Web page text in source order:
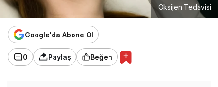
Oksijen Tedavisi
Google'da Abone Ol
0 Paylaş Beğen